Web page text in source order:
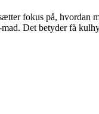
fokus på, hvordan
Det betyder få